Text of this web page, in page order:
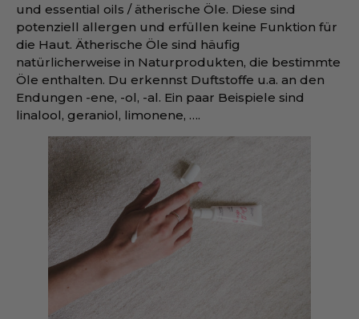
und essential oils / ätherische Öle. Diese sind
potenziell allergen und erfüllen keine Funktion für
die Haut. Ätherische Öle sind häufig
natürlicherweise in Naturprodukten, die bestimmte
Öle enthalten. Du erkennst Duftstoffe u.a. an den
Endungen -ene, -ol, -al. Ein paar Beispiele sind
linalool, geraniol, limonene, ….